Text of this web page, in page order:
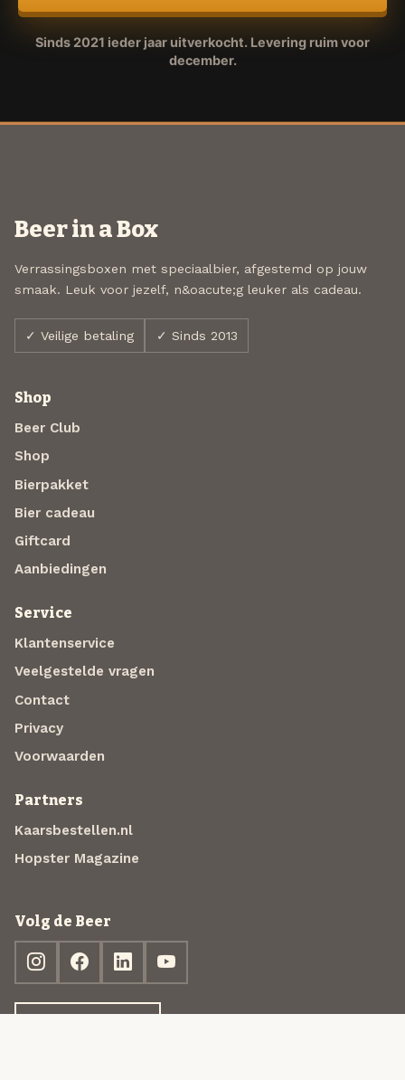
Sinds 2021 ieder jaar uitverkocht. Levering ruim voor
december.
Beer in a Box
Verrassingsboxen met speciaalbier, afgestemd op jouw
smaak. Leuk voor jezelf, n&oacute;g leuker als cadeau.
✓ Veilige betaling ✓ Sinds 2013
Shop
Beer Club
Shop
Bierpakket
Bier cadeau
Giftcard
Aanbiedingen
Service
Klantenservice
Veelgestelde vragen
Contact
Privacy
Voorwaarden
Partners
Kaarsbestellen.nl
Hopster Magazine
Volg de Beer